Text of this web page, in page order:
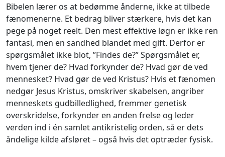
Bibelen lærer os at bedømme ånderne, ikke at tilbede
fænomenerne. Et bedrag bliver stærkere, hvis det kan
pege på noget reelt. Den mest effektive løgn er ikke ren
fantasi, men en sandhed blandet med gift. Derfor er
spørgsmålet ikke blot, ”Findes de?” Spørgsmålet er,
hvem tjener de? Hvad forkynder de? Hvad gør de ved
mennesket? Hvad gør de ved Kristus? Hvis et fænomen
nedgør Jesus Kristus, omskriver skabelsen, angriber
menneskets gudbilledlighed, fremmer genetisk
overskridelse, forkynder en anden frelse og leder
verden ind i én samlet antikristelig orden, så er dets
åndelige kilde afsløret – også hvis det optræder fysisk.